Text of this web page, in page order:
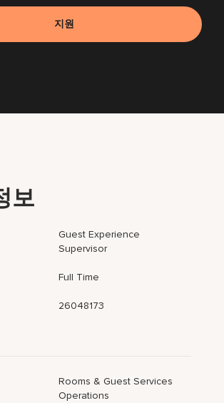
지원
보
Guest Experience
Supervisor
Full Time
26048173
Rooms & Guest Services
Operations